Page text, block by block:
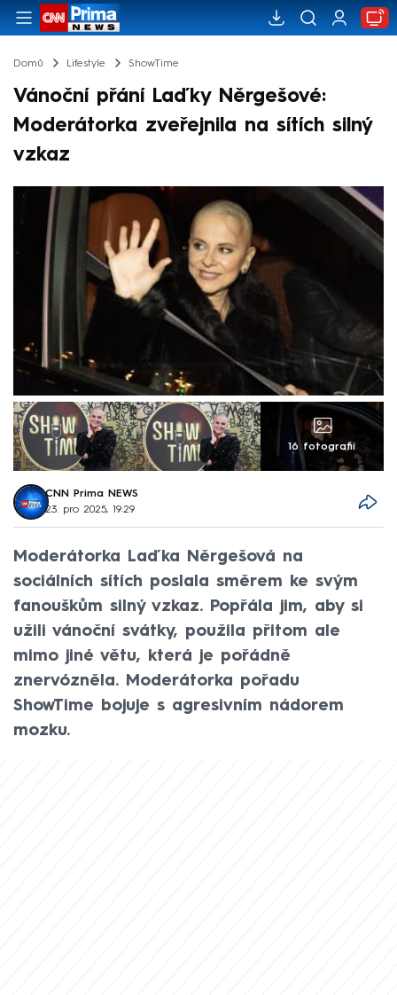
Domů Lifestyle ShowTime
Vánoční přání Laďky Něrgešové:
Moderátorka zveřejnila na sítích silný
vzkaz
16 fotografií
CNN Prima NEWS
23. pro 2025, 19:29
Moderátorka Laďka Něrgešová na
sociálních sítích poslala směrem ke svým
fanouškům silný vzkaz. Popřála jim, aby si
užili vánoční svátky, použila přitom ale
mimo jiné větu, která je pořádně
znervózněla. Moderátorka pořadu
ShowTime bojuje s agresivním nádorem
mozku.